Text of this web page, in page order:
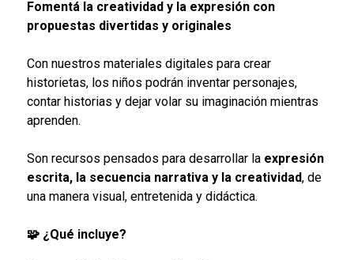
Fomentá la creatividad y la expresión con
propuestas divertidas y originales
Con nuestros materiales digitales para crear
historietas, los niños podrán inventar personajes,
contar historias y dejar volar su imaginación mientras
aprenden.
Son recursos pensados para desarrollar la expresión
escrita, la secuencia narrativa y la creatividad, de
una manera visual, entretenida y didáctica.
🧩 ¿Qué incluye?